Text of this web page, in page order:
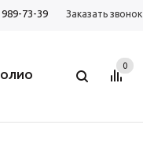
989-73-39 Заказать звонок
0